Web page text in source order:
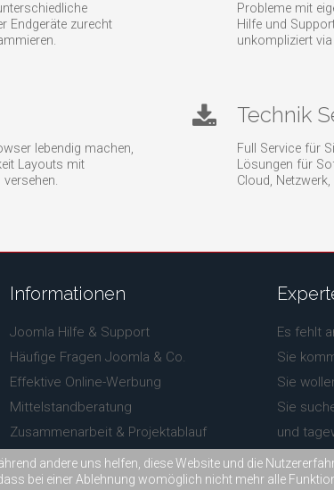
Endgeräte zurecht
lebendig machen,
Layouts mit
Probleme mit
Hilfe und
unkompliziert
Technik
Full Service für
Lösungen für
Cloud,
Informationen
Joomla Hilfe & Support
Häufige Fragen Joomla & Co.
Effektive Online-Werbung
Mittelstandberatung
Zusammenarbeit & Projektablauf
Preise Homepage
Es fehlt
Sie
Sie
Sie
und
Fragen
andere uns helfen, diese Website und die
bei einer Ablehnung womöglich nicht mehr alle